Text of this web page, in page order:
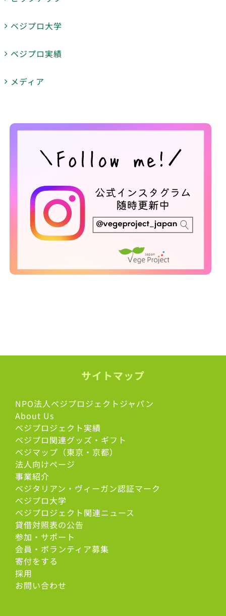
ベジプロ大学
ベジプロ実績
メディア
サイトマップ
NPO法人ベジプロジェクトジャパン
About Us
ベジプロジェクト実績
ベジプロ関連グッズ・ギフト
ベジマップ（東京・京都）
法人向けページ
事業紹介
ベジタリアン・ヴィーガン認証マーク
べジプロ大学
ベジプロジェクト関連ニュース
貸借対照表の公告
参加・サポート
会員・ボランティア募集
寄付をする
採用
お問い合わせ